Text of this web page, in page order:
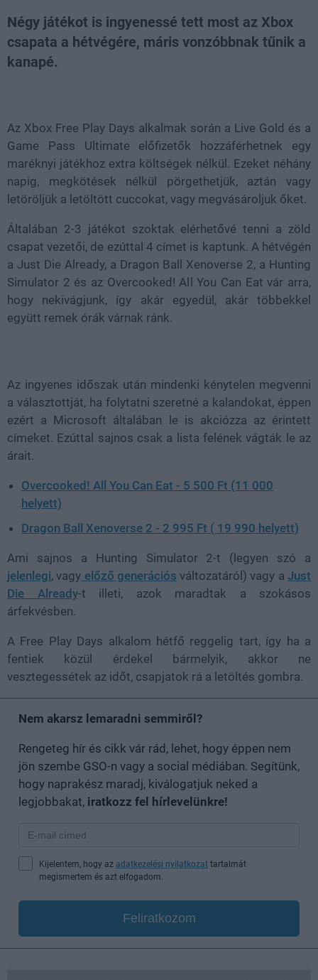
Négy játékot is ingyenessé tett most az Xbox
csapata a hétvégére, máris vonzóbbnak tűnik a
kanapé.
Az Xbox Free Play Days alkalmak során a Live Gold és a
Game Pass Ultimate előfizetők hozzáférhetnek egy
maréknyi játékhoz extra költségek nélkül. Ezeket néhány
napig, megkötések nélkül pörgethetjük, aztán vagy
letöröljük a letöltött cuccokat, vagy megvásároljuk őket.
Általában 2-3 játékot szoktak elérhetővé tenni a zöld
csapat vezetői, de ezúttal 4 címet is kaptunk. A hétvégén
a Just Die Already, a Dragon Ball Xenoverse 2, a Hunting
Simulator 2 és az Overcooked! All You Can Eat vár arra,
hogy nekivágjunk, így akár egyedül, akár többekkel
együtt remek órák várnak ránk.
Az ingyenes időszak után mindenki kénytelen megvenni
a választottját, ha folytatni szeretné a kalandokat, éppen
ezért a Microsoft általában le is akciózza az érintett
címeket. Ezúttal sajnos csak a lista felének vágták le az
árait.
Overcooked! All You Can Eat - 5 500 Ft (11 000
helyett)
Dragon Ball Xenoverse 2 - 2 995 Ft ( 19 990 helyett)
Ami sajnos a Hunting Simulator 2-t (legyen szó a
jelenlegi, vagy előző generációs változatáról) vagy aJust
Die Already-t illeti, azok maradtak a szokásos
árfekvésben.
A Free Play Days alkalom hétfő reggelig tart, így ha a
fentiek közül érdekel bármelyik, akkor ne
vesztegessétek az időt, csapjatok rá a letöltés gombra.
Nem akarsz lemaradni semmiről?
Rengeteg hír és cikk vár rád, lehet, hogy éppen nem
jön szembe GSO-n vagy a social médiában. Segítünk,
hogy naprakész maradj, kiválogatjuk neked a
legjobbakat, iratkozz fel hírlevelünkre!
Kijelentem, hogy az adatkezelési nyilatkozat tartalmát
megismertem és azt elfogadom.
Feliratkozom